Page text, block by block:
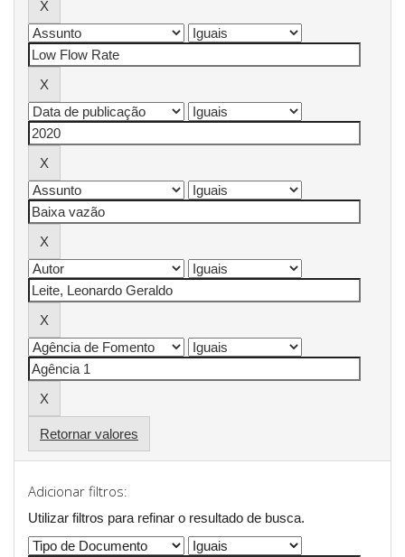
Retornar valores
Adicionar filtros:
Utilizar filtros para refinar o resultado de busca.